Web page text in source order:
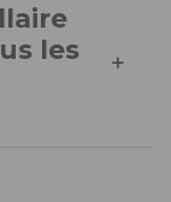
les
avec